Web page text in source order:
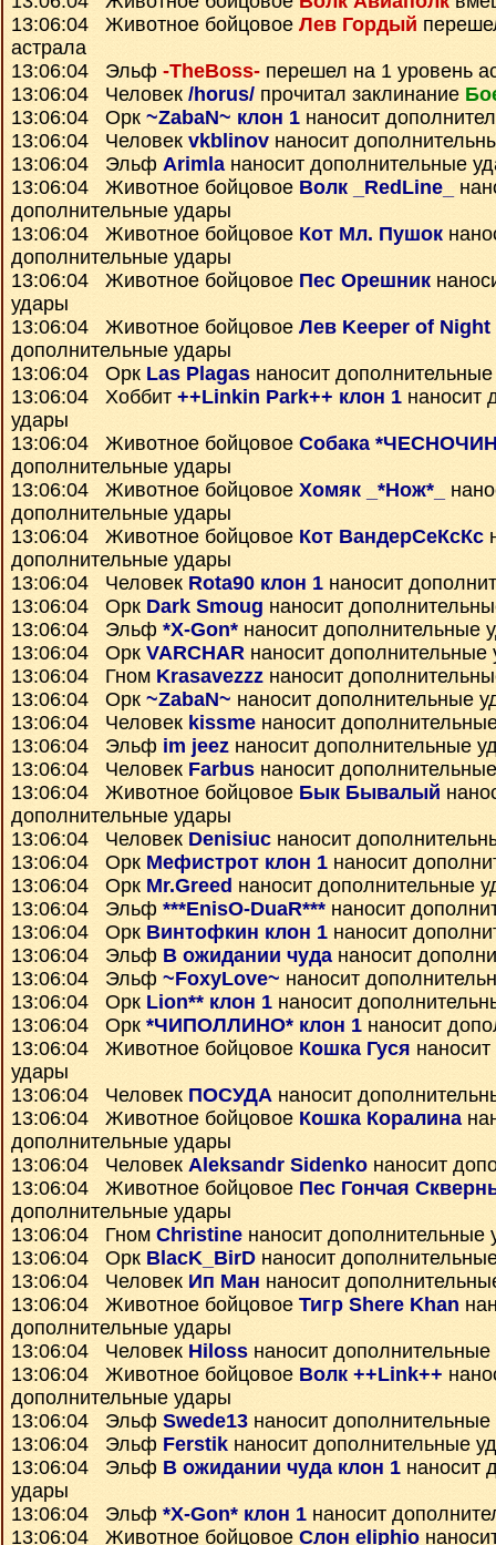
13:06:04 Животное бойцовое Лев Гордый
астрала
13:06:04 Эльф -TheBoss- перешел на 1 уровень
13:06:04 Человек /horus/ прочитал заклинание
13:06:04 Орк ~ZabaN~ клон 1 наносит
13:06:04 Человек vkblinov наносит
13:06:04 Эльф Arimla наносит дополнительные
13:06:04 Животное бойцовое Волк _RedLine_
дополнительные удары
13:06:04 Животное бойцовое Кот Мл. Пушок
дополнительные удары
13:06:04 Животное бойцовое Пес Орешник
удары
13:06:04 Животное бойцовое Лев Keeper of Night
дополнительные удары
13:06:04 Орк Las Plagas наносит
13:06:04 Хоббит ++Linkin Park++ клон 1 наносит
удары
13:06:04 Животное бойцовое Собака
дополнительные удары
13:06:04 Животное бойцовое Хомяк _*Нож*_
дополнительные удары
13:06:04 Животное бойцовое Кот ВандерСеКсКс
дополнительные удары
13:06:04 Человек Rota90 клон 1 наносит
13:06:04 Орк Dark Smoug наносит
13:06:04 Эльф *X-Gon* наносит дополнительные
13:06:04 Орк VARCHAR наносит дополнительные
13:06:04 Гном Krasavezzz наносит
13:06:04 Орк ~ZabaN~ наносит дополнительные
13:06:04 Человек kissme наносит
13:06:04 Эльф im jeez наносит дополнительные
13:06:04 Человек Farbus наносит
13:06:04 Животное бойцовое Бык Бывалый
дополнительные удары
13:06:04 Человек Denisiuc наносит
13:06:04 Орк Мефистрот клон 1 наносит
13:06:04 Орк Mr.Greed наносит дополнительные
13:06:04 Эльф ***EnisO-DuaR*** наносит
13:06:04 Орк Винтофкин клон 1 наносит
13:06:04 Эльф В ожидании чудананосит
13:06:04 Эльф ~FoxyLove~ наносит
13:06:04 Орк Lion** клон 1 наносит
13:06:04 Орк *ЧИПОЛЛИНО* клон 1 наносит
13:06:04 Животное бойцовое Кошка Гуся
удары
13:06:04 Человек ПОСУДА наносит
13:06:04 Животное бойцовое Кошка Коралина
дополнительные удары
13:06:04 Человек Aleksandr Sidenko наносит
13:06:04 Животное бойцовое Пес Гончая
дополнительные удары
13:06:04 Гном Christine наносит дополнительные
13:06:04 Орк BlacK_BirD наносит
13:06:04 Человек Ип Ман наносит
13:06:04 Животное бойцовое Тигр Shere Khan
дополнительные удары
13:06:04 Человек Hiloss наносит
13:06:04 Животное бойцовое Волк ++Link++
дополнительные удары
13:06:04 Эльф Swede13 наносит
13:06:04 Эльф Ferstik наносит дополнительные
13:06:04 Эльф В ожидании чуда клон 1 наносит
удары
13:06:04 Эльф *X-Gon* клон 1 наносит
13:06:04 Животное бойцовое Слон eliphio